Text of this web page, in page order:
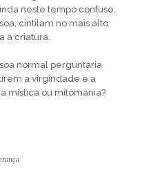
neste tempo confuso.
cintilam no mais alto
a criatura.
normal perguntaria
a virgindade e a
mística ou mitomania?